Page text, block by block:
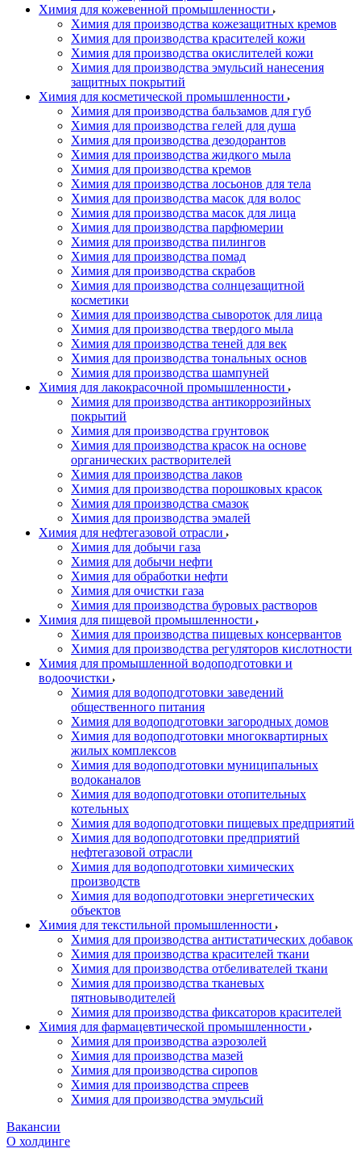
Химия для кожевенной промышленности
Химия для производства кожезащитных кремов
Химия для производства красителей кожи
Химия для производства окислителей кожи
Химия для производства эмульсий нанесения
защитных покрытий
Химия для косметической промышленности
Химия для производства бальзамов для губ
Химия для производства гелей для душа
Химия для производства дезодорантов
Химия для производства жидкого мыла
Химия для производства кремов
Химия для производства лосьонов для тела
Химия для производства масок для волос
Химия для производства масок для лица
Химия для производства парфюмерии
Химия для производства пилингов
Химия для производства помад
Химия для производства скрабов
Химия для производства солнцезащитной
косметики
Химия для производства сывороток для лица
Химия для производства твердого мыла
Химия для производства теней для век
Химия для производства тональных основ
Химия для производства шампуней
Химия для лакокрасочной промышленности
Химия для производства антикоррозийных
покрытий
Химия для производства грунтовок
Химия для производства красок на основе
органических растворителей
Химия для производства лаков
Химия для производства порошковых красок
Химия для производства смазок
Химия для производства эмалей
Химия для нефтегазовой отрасли
Химия для добычи газа
Химия для добычи нефти
Химия для обработки нефти
Химия для очистки газа
Химия для производства буровых растворов
Химия для пищевой промышленности
Химия для производства пищевых консервантов
Химия для производства регуляторов кислотности
Химия для промышленной водоподготовки и
водоочистки
Химия для водоподготовки заведений
общественного питания
Химия для водоподготовки загородных домов
Химия для водоподготовки многоквартирных
жилых комплексов
Химия для водоподготовки муниципальных
водоканалов
Химия для водоподготовки отопительных
котельных
Химия для водоподготовки пищевых предприятий
Химия для водоподготовки предприятий
нефтегазовой отрасли
Химия для водоподготовки химических
производств
Химия для водоподготовки энергетических
объектов
Химия для текстильной промышленности
Химия для производства антистатических добавок
Химия для производства красителей ткани
Химия для производства отбеливателей ткани
Химия для производства тканевых
пятновыводителей
Химия для производства фиксаторов красителей
Химия для фармацевтической промышленности
Химия для производства аэрозолей
Химия для производства мазей
Химия для производства сиропов
Химия для производства спреев
Химия для производства эмульсий
Вакансии
О холдинге